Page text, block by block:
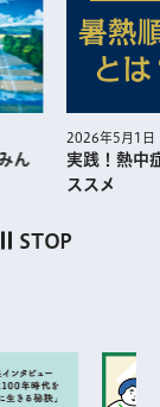
次のスライドを
STOP
ん
2026年5月1日
実践！熱中
ススメ